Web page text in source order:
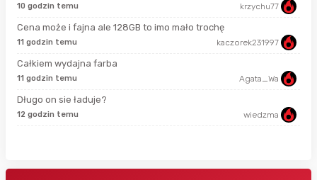
10 godzin temu krzychu77
Cena może i fajna ale 128GB to imo mało trochę
11 godzin temu kaczorek231997
Całkiem wydajna farba
11 godzin temu Agata_Wa
Długo on sie ładuje?
12 godzin temu wiedzma